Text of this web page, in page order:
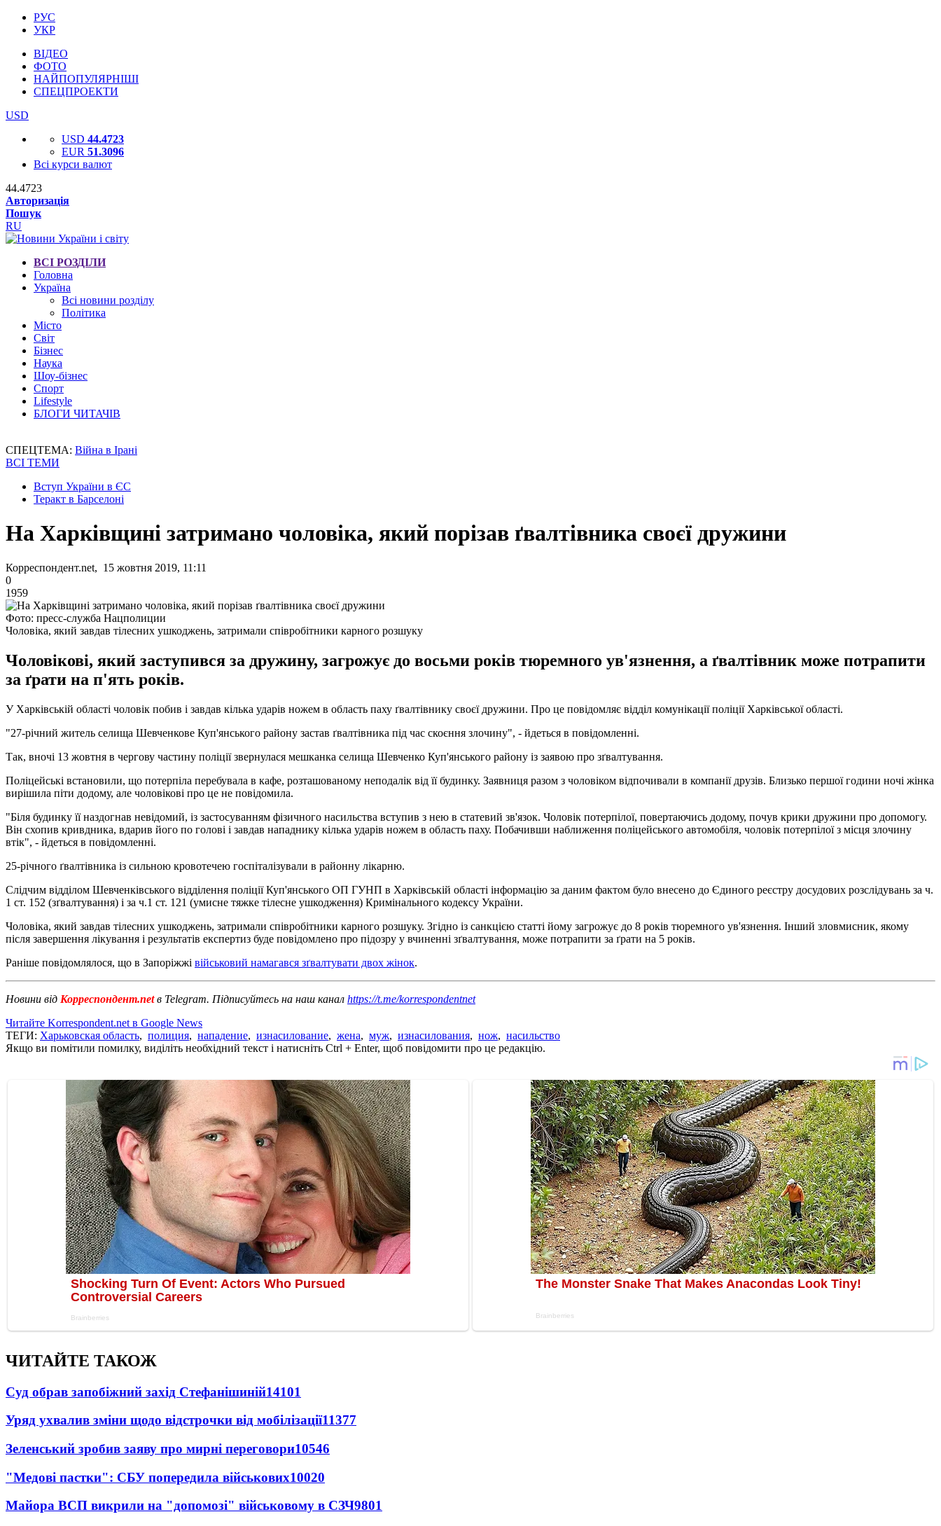
РУС
УКР
ВІДЕО
ФОТО
НАЙПОПУЛЯРНІШІ
СПЕЦПРОЕКТИ
USD
USD 44.4723
EUR 51.3096
Всі курси валют
44.4723
Авторизація
Пошук
RU
ВСІ РОЗДІЛИ
Головна
Україна
Всі новини розділу
Політика
Місто
Світ
Бізнес
Наука
Шоу-бізнес
Спорт
Lifestyle
БЛОГИ ЧИТАЧІВ
СПЕЦТЕМА: Війна в Ірані
ВСІ ТЕМИ
Вступ України в ЄС
Теракт в Барселоні
На Харківщині затримано чоловіка, який порізав ґвалтівника своєї дружини
Корреспондент.net, 15 жовтня 2019, 11:11
0
1959
Фото: пресс-служба Нацполиции
Чоловіка, який завдав тілесних ушкоджень, затримали співробітники карного розшуку
Чоловікові, який заступився за дружину, загрожує до восьми років тюремного ув'язнення, а ґвалтівник може потрапити
за ґрати на п'ять років.
У Харківській області чоловік побив і завдав кілька ударів ножем в область паху ґвалтівнику своєї дружини. Про це повідомляє відділ комунікації поліції Харківської області.
"27-річний житель селища Шевченкове Куп'янського району застав ґвалтівника під час скоєння злочину", - йдеться в повідомленні.
Так, вночі 13 жовтня в чергову частину поліції звернулася мешканка селища Шевченко Куп'янського району із заявою про зґвалтування.
Поліцейські встановили, що потерпіла перебувала в кафе, розташованому неподалік від її будинку. Заявниця разом з чоловіком відпочивали в компанії друзів. Близько першої години ночі жінка
вирішила піти додому, але чоловікові про це не повідомила.
"Біля будинку її наздогнав невідомий, із застосуванням фізичного насильства вступив з нею в статевий зв'язок. Чоловік потерпілої, повертаючись додому, почув крики дружини про допомогу.
Він схопив кривдника, вдарив його по голові і завдав нападнику кілька ударів ножем в область паху. Побачивши наближення поліцейського автомобіля, чоловік потерпілої з місця злочину
втік", - йдеться в повідомленні.
25-річного ґвалтівника із сильною кровотечею госпіталізували в районну лікарню.
Слідчим відділом Шевченківського відділення поліції Куп'янського ОП ГУНП в Харківській області інформацію за даним фактом було внесено до Єдиного реєстру досудових розслідувань за ч.
1 ст. 152 (зґвалтування) і за ч.1 ст. 121 (умисне тяжке тілесне ушкодження) Кримінального кодексу України.
Чоловіка, який завдав тілесних ушкоджень, затримали співробітники карного розшуку. Згідно із санкцією статті йому загрожує до 8 років тюремного ув'язнення. Інший зловмисник, якому
після завершення лікування і результатів експертиз буде повідомлено про підозру у вчиненні зґвалтування, може потрапити за ґрати на 5 років.
Раніше повідомлялося, що в Запоріжжі військовий намагався зґвалтувати двох жінок.
Новини від Корреспондент.netв Telegram. Підписуйтесь на наш канал https://t.me/korrespondentnet
Читайте Korrespondent.net в Google News
ТЕГИ: Харьковская область, полиция, нападение, изнасилование, жена, муж, изнасилования, нож, насильство
Якщо ви помітили помилку, виділіть необхідний текст і натисніть Ctrl + Enter, щоб повідомити про це редакцію.
ЧИТАЙТЕ ТАКОЖ
Суд обрав запобіжний захід Стефанішиній14101
Уряд ухвалив зміни щодо відстрочки від мобілізації11377
Зеленський зробив заяву про мирні переговори10546
"Медові пастки": СБУ попередила військових10020
Майора ВСП викрили на "допомозі" військовому в СЗЧ9801